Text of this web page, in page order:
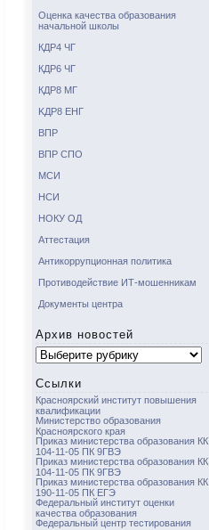
Оценка качества образования
начальной школы
КДР4 ЧГ
КДР6 ЧГ
КДР8 МГ
KДР8 ЕНГ
ВПР
ВПР СПО
МСИ
НСИ
НОКУ ОД
Аттестация
Антикоррупционная политика
Противодействие ИТ-мошенникам
Документы центра
Архив новостей
Архив
новостей
Ссылки
Красноярский институт повышения
квалификации
Министерство образования
Красноярского края
Приказ министерства образования КК
104-11-05 ПК 9ГВЭ
Приказ министерства образования КК
104-11-05 ПК 9ГВЭ
Приказ министерства образования КК
190-11-05 ПК ЕГЭ
Федеральный институт оценки
качества образования
Федеральный центр тестирования